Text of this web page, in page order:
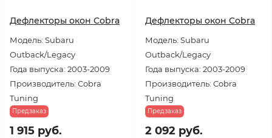
Дефлекторы окон Cobra
Модель: Subaru
Outback/Legacy
Года выпуска: 2003-2009
Производитель: Cobra
Tuning
Предзаказ
1 915 руб.
Дефлекторы окон Cobra
Модель: Subaru
Outback/Legacy
Года выпуска: 2003-2009
Производитель: Cobra
Tuning
Предзаказ
2 092 руб.